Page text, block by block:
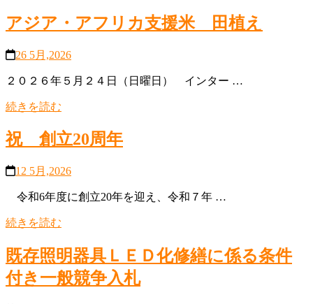
アジア・アフリカ支援米 田植え
26 5月,2026
２０２６年５月２４日（日曜日） インター …
続きを読む
祝 創立20周年
12 5月,2026
令和6年度に創立20年を迎え、令和７年 …
続きを読む
既存照明器具ＬＥＤ化修繕に係る条件
付き一般競争入札